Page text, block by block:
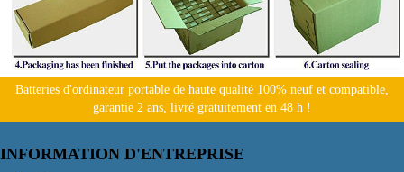
Batteries d'ordinateur portable de haute qualité 100% neuf et compatible,
garantie 2 ans, livré gratuitement en 48 h !
INFORMATION D'ENTREPRISE